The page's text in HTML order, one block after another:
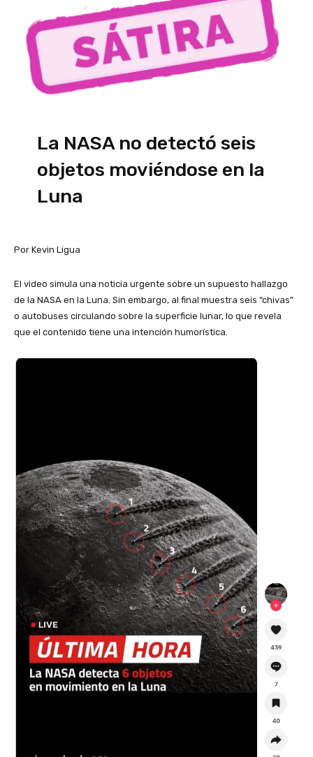
La NASA no detectó seis
objetos moviéndose en la
Luna
Por Kevin Ligua
El video simula una noticia urgente sobre un supuesto hallazgo
de la NASA en la Luna. Sin embargo, al final muestra seis “chivas”
o autobuses circulando sobre la superficie lunar, lo que revela
que el contenido tiene una intención humorística.